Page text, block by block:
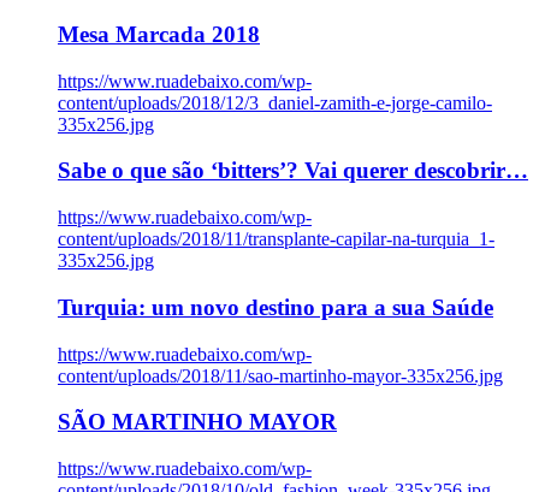
Mesa Marcada 2018
https://www.ruadebaixo.com/wp-
content/uploads/2018/12/3_daniel-zamith-e-jorge-camilo-
335x256.jpg
Sabe o que são ‘bitters’? Vai querer descobrir…
https://www.ruadebaixo.com/wp-
content/uploads/2018/11/transplante-capilar-na-turquia_1-
335x256.jpg
Turquia: um novo destino para a sua Saúde
https://www.ruadebaixo.com/wp-
content/uploads/2018/11/sao-martinho-mayor-335x256.jpg
SÃO MARTINHO MAYOR
https://www.ruadebaixo.com/wp-